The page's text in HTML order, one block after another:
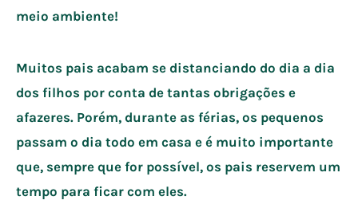
meio ambiente!
Muitos pais acabam se distanciando do dia a dia
dos filhos por conta de tantas obrigações e
afazeres. Porém, durante as férias, os pequenos
passam o dia todo em casa e é muito importante
que, sempre que for possível, os pais reservem um
tempo para ficar com eles.